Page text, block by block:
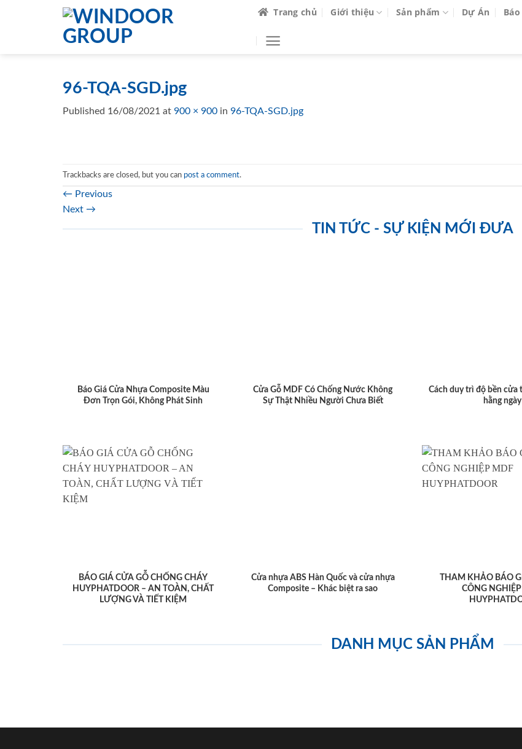
Trang chủ Giới thiệu Sản phẩm Dự Án
96-TQA-SGD.jpg
Published 16/08/2021 at 900 × 900 in 96-TQA-SGD.jpg
Trackbacks are closed, but you can post a comment.
← Previous
Next →
TIN TỨC - SỰ KIỆN MỚI ĐƯA
Báo Giá Cửa Nhựa Composite Màu
Đơn Trọn Gói, Không Phát Sinh
Cửa Gỗ MDF Có Chống Nước Không
Sự Thật Nhiều Người Chưa Biết
Cách duy trì độ bền cửa
hằng ngày
BÁO GIÁ CỬA GỖ CHỐNG CHÁY
HUYPHATDOOR – AN TOÀN, CHẤT
LƯỢNG VÀ TIẾT KIỆM
Cửa nhựa ABS Hàn Quốc và cửa nhựa
Composite – Khác biệt ra sao
THAM KHẢO BÁO
CÔNG
DANH MỤC SẢN PHẨM